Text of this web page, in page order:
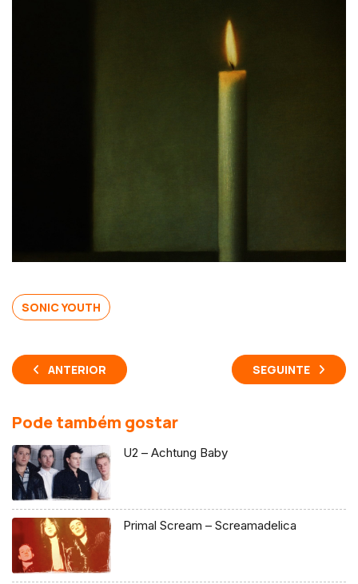
SONIC YOUTH
ANTERIOR SEGUINTE
Pode também gostar
U2 – Achtung Baby
Primal Scream – Screamadelica